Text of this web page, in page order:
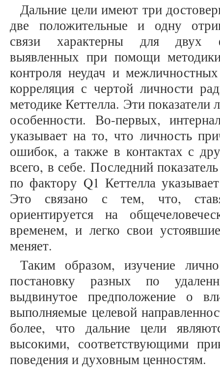
Дальние цели имеют три
две положительные и одну
связи характерны для двух
выявленных при помощи
контроля неудач и
корреляция с чертой личности
методике Кеттелла. Эти
особенности. Во-первых,
указывает на то, что личность
ошибок, а также в контактах с
всего, в себе. Последний
по фактору Q1 Кеттелла
Это связано с тем, что,
ориентируется на
временем, и легко свои
меняет.
Таким образом, изучение
постановку разных по
выдвинутое предположение о
выполняемые целевой
более, что дальние цели
высокими, соответствующими
поведения и духовным ценностям.